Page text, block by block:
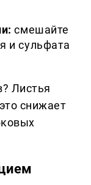
смешайте
и сульфата
Листья
снижает